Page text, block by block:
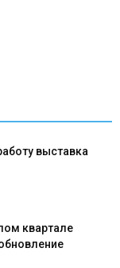
выставка
квартале